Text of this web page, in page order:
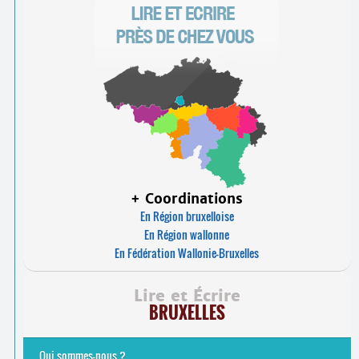
+ Coordinations
En Région bruxelloise
En Région wallonne
En Fédération Wallonie-Bruxelles
Lire et Écrire
BRUXELLES
Qui sommes-nous ?